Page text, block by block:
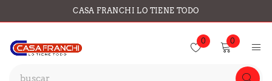
CASA FRANCHI LO TIENE TODO
0 0